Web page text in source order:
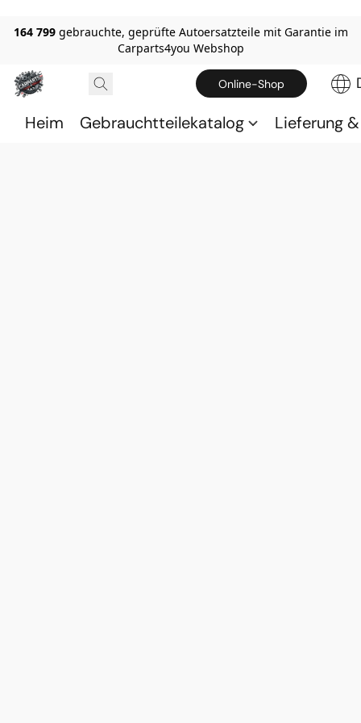
164 799 gebrauchte, geprüfte Autoersatzteile mit Garantie im
Carparts4you Webshop
Online-Shop
Heim Gebrauchtteilekatalog Lieferung